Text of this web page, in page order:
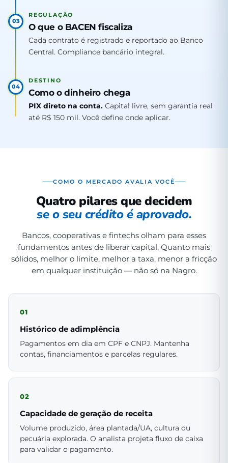
03
REGULAÇÃO
O que o BACEN fiscaliza
Cada contrato é registrado e reportado ao Banco
Central. Compliance bancário integral.
04
DESTINO
Como o dinheiro chega
PIX direto na conta. Capital livre, sem garantia real
até R$ 150 mil. Você define onde aplicar.
COMO O MERCADO AVALIA VOCÊ
Quatro pilares que decidem
se o seu crédito é aprovado.
Bancos, cooperativas e fintechs olham para esses
fundamentos antes de liberar capital. Quanto mais
sólidos, melhor o limite, melhor a taxa, menor a fricção
em qualquer instituição — não só na Nagro.
01
Histórico de adimplência
Pagamentos em dia em CPF e CNPJ. Mantenha
contas, financiamentos e parcelas regulares.
02
Capacidade de geração de receita
Volume produzido, área plantada/UA, cultura ou
pecuária explorada. O analista projeta fluxo de caixa
para validar o pagamento.